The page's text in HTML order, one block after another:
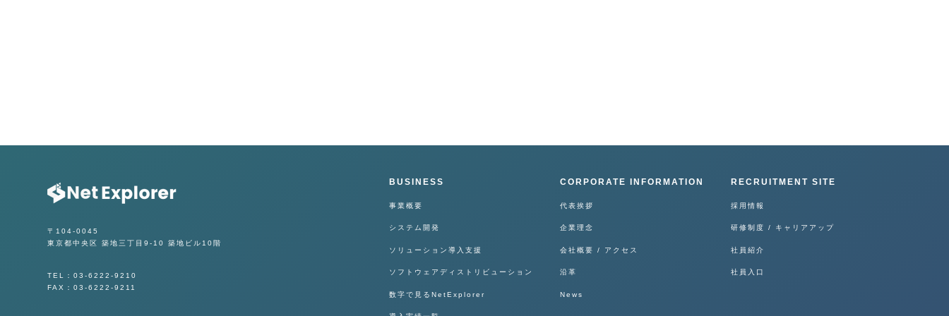
〒104-0045
東京都中央区 築地三丁目9-10 築地ビル10階
TEL：03-6222-9210
FAX：03-6222-9211
BUSINESS
事業概要
システム開発
ソリューション導入支援
ソフトウェアディストリビューション
数字で見るNetExplorer
CORPORATE INFORMATION
代表挨拶
企業理念
会社概要 / アクセス
沿革
News
RECRUITMENT SITE
採用情報
研修制度 / キャリアアップ
社員紹介
社員入口